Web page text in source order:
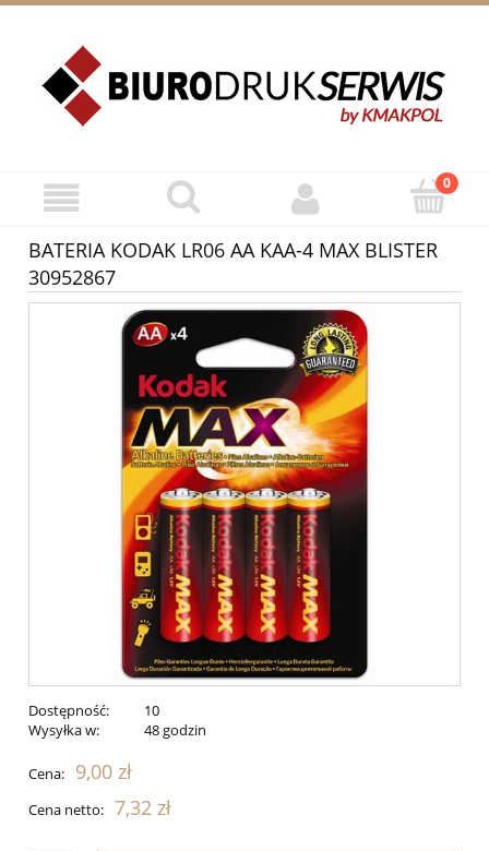
BATERIA KODAK LR06 AA KAA-4 MAX BLISTER
30952867
Dostępność:
10
Wysyłka w:
48 godzin
Cena: 9,00 zł
Cena netto: 7,32 zł